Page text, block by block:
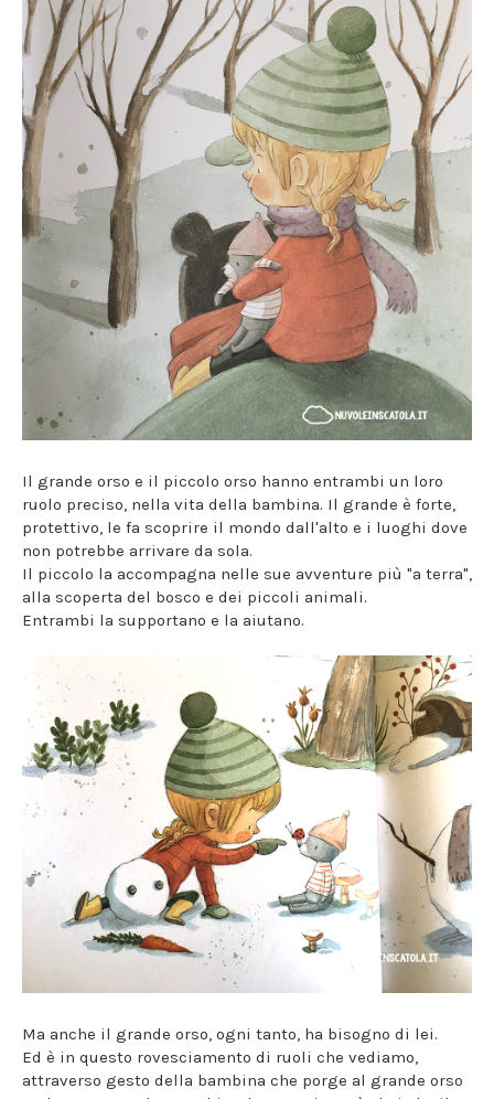
Il grande orso e il piccolo orso hanno entrambi un loro
ruolo preciso, nella vita della bambina. Il grande è forte,
protettivo, le fa scoprire il mondo dall'alto e i luoghi dove
non potrebbe arrivare da sola.
Il piccolo la accompagna nelle sue avventure più "a terra",
alla scoperta del bosco e dei piccoli animali.
Entrambi la supportano e la aiutano.
Ma anche il grande orso, ogni tanto, ha bisogno di lei.
Ed è in questo rovesciamento di ruoli che vediamo,
attraverso gesto della bambina che porge al grande orso